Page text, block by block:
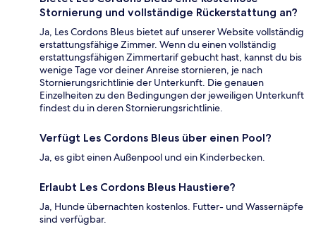
Stornierung und vollständige Rückerstattung an?
Ja, Les Cordons Bleus bietet auf unserer Website vollständig
erstattungsfähige Zimmer. Wenn du einen vollständig
erstattungsfähigen Zimmertarif gebucht hast, kannst du bis
wenige Tage vor deiner Anreise stornieren, je nach
Stornierungsrichtlinie der Unterkunft. Die genauen
Einzelheiten zu den Bedingungen der jeweiligen Unterkunft
findest du in deren Stornierungsrichtlinie.
Verfügt Les Cordons Bleus über einen Pool?
Ja, es gibt einen Außenpool und ein Kinderbecken.
Erlaubt Les Cordons Bleus Haustiere?
Ja, Hunde übernachten kostenlos. Futter- und Wassernäpfe
sind verfügbar.